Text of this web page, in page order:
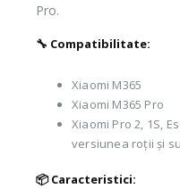
Pro.
🔧 Compatibilitate:
Xiaomi M365
Xiaomi M365 Pro
Xiaomi Pro 2, 1S,
versiunea roții și
📦 Caracteristici: